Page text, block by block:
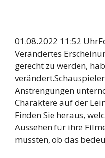
01.08.2022 11:52
Verändertes
gerecht zu werden,
Anstrengungen
Charaktere auf der
Finden Sie heraus,
Aussehen für ihre
mussten, ob das